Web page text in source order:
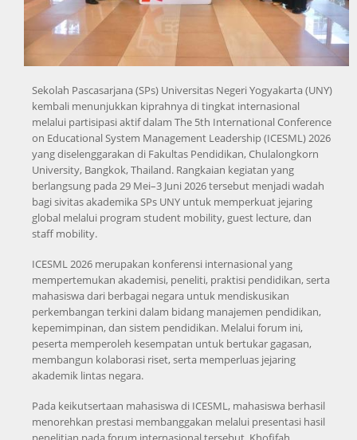
Sekolah Pascasarjana (SPs) Universitas Negeri Yogyakarta (UNY)
kembali menunjukkan kiprahnya di tingkat internasional
melalui partisipasi aktif dalam The 5th International Conference
on Educational System Management Leadership (ICESML) 2026
yang diselenggarakan di Fakultas Pendidikan, Chulalongkorn
University, Bangkok, Thailand. Rangkaian kegiatan yang
berlangsung pada 29 Mei–3 Juni 2026 tersebut menjadi wadah
bagi sivitas akademika SPs UNY untuk memperkuat jejaring
global melalui program student mobility, guest lecture, dan
staff mobility.
ICESML 2026 merupakan konferensi internasional yang
mempertemukan akademisi, peneliti, praktisi pendidikan, serta
mahasiswa dari berbagai negara untuk mendiskusikan
perkembangan terkini dalam bidang manajemen pendidikan,
kepemimpinan, dan sistem pendidikan. Melalui forum ini,
peserta memperoleh kesempatan untuk bertukar gagasan,
membangun kolaborasi riset, serta memperluas jejaring
akademik lintas negara.
Pada keikutsertaan mahasiswa di ICESML, mahasiswa berhasil
menorehkan prestasi membanggakan melalui presentasi hasil